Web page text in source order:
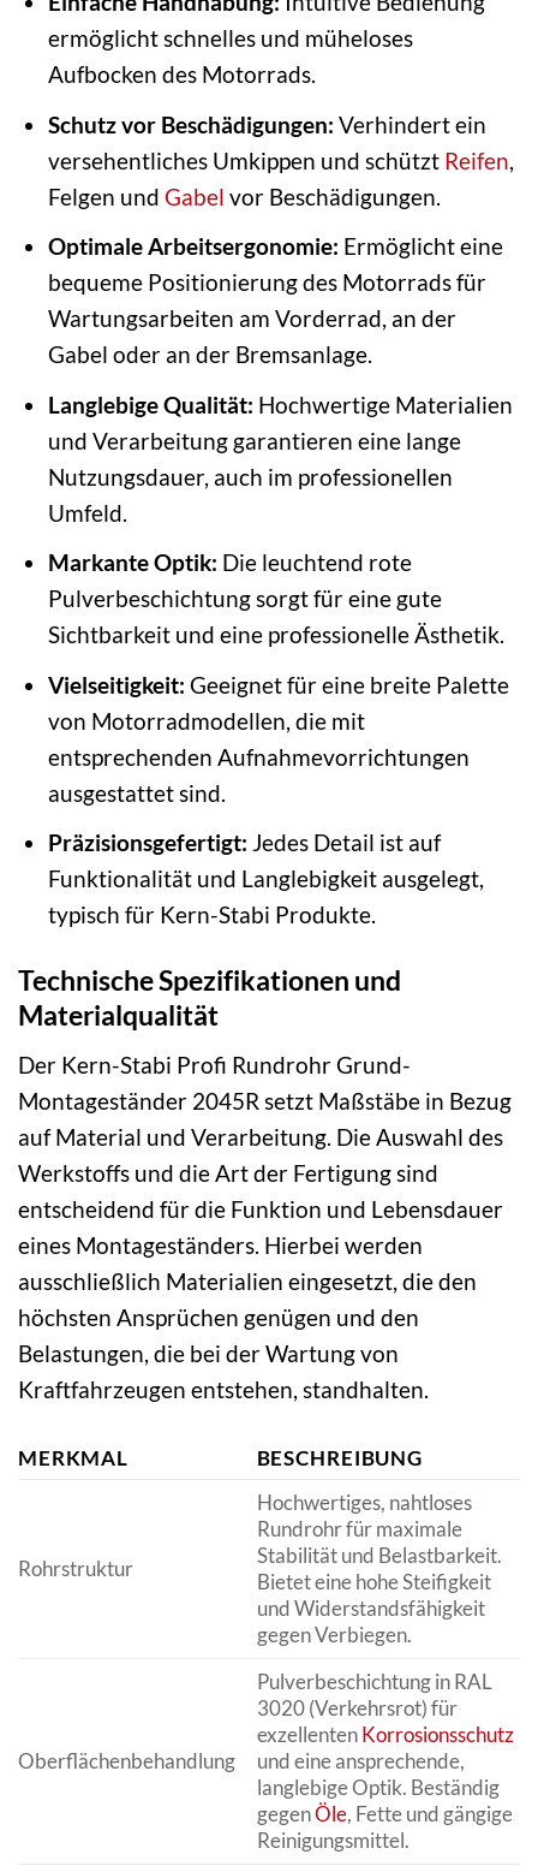
ermöglicht schnelles und müheloses
Aufbocken des Motorrads.
Schutz vor Beschädigungen: Verhindert ein
versehentliches Umkippen und schützt Reifen
Felgen und Gabel vor Beschädigungen.
Optimale Arbeitsergonomie: Ermöglicht eine
bequeme Positionierung des Motorrads für
Wartungsarbeiten am Vorderrad, an der
Gabel oder an der Bremsanlage.
Langlebige Qualität: Hochwertige Materialien
und Verarbeitung garantieren eine lange
Nutzungsdauer, auch im professionellen
Umfeld.
Markante Optik: Die leuchtend rote
Pulverbeschichtung sorgt für eine gute
Sichtbarkeit und eine professionelle Ästhetik.
Vielseitigkeit: Geeignet für eine breite Palette
von Motorradmodellen, die mit
entsprechenden Aufnahmevorrichtungen
ausgestattet sind.
Präzisionsgefertigt: Jedes Detail ist auf
Funktionalität und Langlebigkeit ausgelegt,
typisch für Kern-Stabi Produkte.
Technische Spezifikationen und
Materialqualität
Der Kern-Stabi Profi Rundrohr Grund-
Montageständer 2045R setzt Maßstäbe in Bezug
auf Material und Verarbeitung. Die Auswahl des
Werkstoffs und die Art der Fertigung sind
entscheidend für die Funktion und Lebensdauer
eines Montageständers. Hierbei werden
ausschließlich Materialien eingesetzt, die den
höchsten Ansprüchen genügen und den
Belastungen, die bei der Wartung von
Kraftfahrzeugen entstehen, standhalten.
MERKMAL BESCHREIBUNG
Rohrstruktur
Hochwertiges, nahtloses
Rundrohr für maximale
Stabilität und Belastbarkeit.
Bietet eine hohe Steifigkeit
und Widerstandsfähigkeit
gegen Verbiegen.
Oberflächenbehandlung
Pulverbeschichtung in RAL
3020 (Verkehrsrot) für
exzellentenKorrosionsschutz
und eine ansprechende,
langlebige Optik. Beständig
gegenÖle, Fette und gängige
Reinigungsmittel.